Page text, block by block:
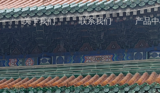
关于我们 联系我们 产品